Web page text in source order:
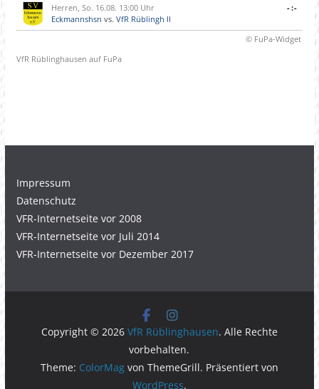
Herren, So. 16.08. 13:00 Uhr
Eckmannshsn vs. VfR Rüblingh II
-:-
© FuPa-Widget
VfR Rüblinghausen auf FuPa
Impressum
Datenschutz
VFR-Internetseite vor 2008
VFR-Internetseite vor Juli 2014
VFR-Internetseite vor Dezember 2017
Copyright © 2026 VfR Rüblinghausen. Alle Rechte
vorbehalten.
Theme: ColorMagvon ThemeGrill. Präsentiert von
WordPress.